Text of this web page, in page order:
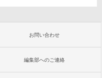
お問い合わせ
編集部へのご連絡